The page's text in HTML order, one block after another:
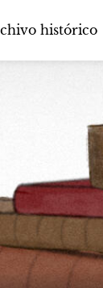
histórico